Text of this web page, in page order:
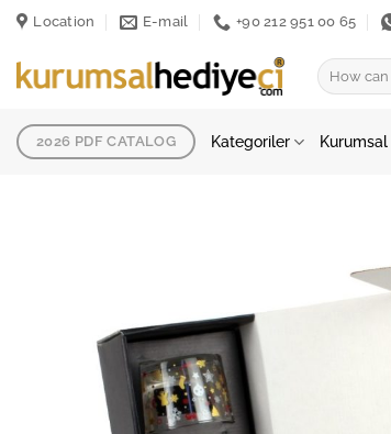
İçeriğeLocation E-mail +90 212 951 00 65
Ara:
2026 PDF CATALOG Kategoriler